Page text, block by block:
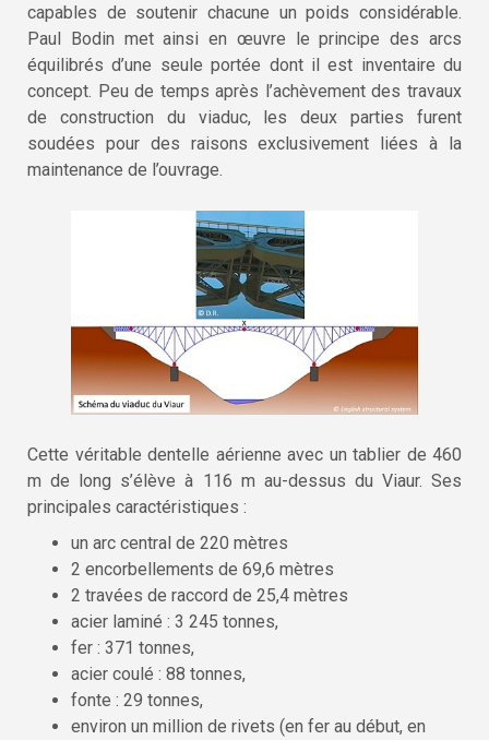
capables de soutenir chacune un poids considérable.
Paul Bodin met ainsi en œuvre le principe des arcs
équilibrés d’une seule portée dont il est inventaire du
concept. Peu de temps après l’achèvement des travaux
de construction du viaduc, les deux parties furent
soudées pour des raisons exclusivement liées à la
maintenance de l’ouvrage.
Cette véritable dentelle aérienne avec un tablier de 460
m de long s’élève à 116 m au-dessus du Viaur. Ses
principales caractéristiques :
un arc central de 220 mètres
2 encorbellements de 69,6 mètres
2 travées de raccord de 25,4 mètres
acier laminé : 3 245 tonnes,
fer : 371 tonnes,
acier coulé : 88 tonnes,
fonte : 29 tonnes,
environ un million de rivets (en fer au début, en